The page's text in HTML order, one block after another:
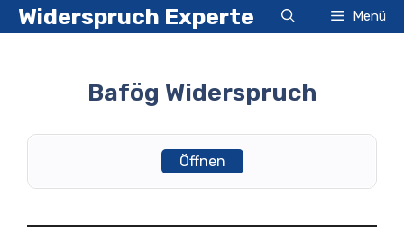
Zum
InhaltWiderspruch Experte Menü
Bafög Widerspruch
Öffnen